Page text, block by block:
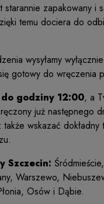
starannie zapakowany i
temu dociera do
wysyłamy
gotowy do wręczenia
do godziny 12:00, a
już następnego
wskazać dokładny
Szczecin:
Warszewo,
Osów i Dąbie.